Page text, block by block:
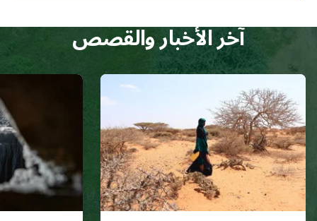
آخر الأخبار والقصص